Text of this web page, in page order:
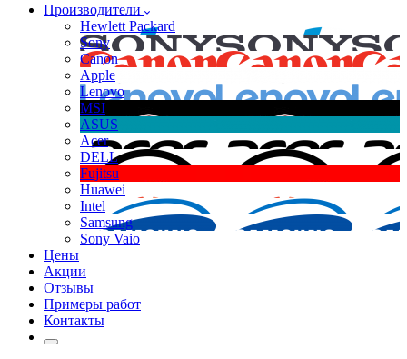
Производители
Hewlett Packard
Sony
Canon
Apple
Lenovo
MSI
ASUS
Acer
DELL
Fujitsu
Huawei
Intel
Samsung
Sony Vaio
Цены
Акции
Отзывы
Примеры работ
Контакты